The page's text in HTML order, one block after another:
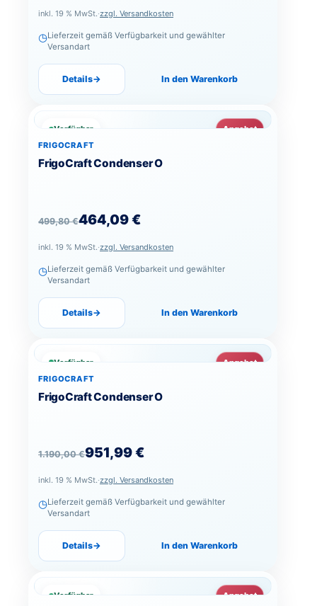
inkl. 19 % MwSt.·zzgl. Versandkosten
◷Lieferzeit gemäß Verfügbarkeit und gewählter
Versandart
Details→ In den Warenkorb
Verfügbar
Angebot
FRIGOCRAFT
FrigoCraft Condenser O
499,80€
Ursprünglicher Preis war: 499,80 €
464,09€
Aktueller Preis ist: 464,09 €.
inkl. 19 % MwSt.·zzgl. Versandkosten
◷Lieferzeit gemäß Verfügbarkeit und gewählter
Versandart
Details→ In den Warenkorb
Verfügbar
Angebot
FRIGOCRAFT
FrigoCraft Condenser O
1.190,00€
Ursprünglicher Preis war: 1.190,00 €
951,99€
Aktueller Preis ist: 951,99 €.
inkl. 19 % MwSt.·zzgl. Versandkosten
◷Lieferzeit gemäß Verfügbarkeit und gewählter
Versandart
Details→ In den Warenkorb
Verfügbar
Angebot